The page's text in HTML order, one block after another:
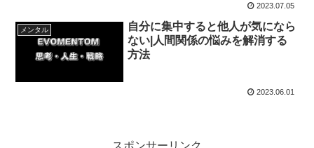
2023.07.05
メンタル
自分に集中すると他人が気になら
ない|人間関係の悩みを解消する
方法
2023.06.01
スポンサーリンク